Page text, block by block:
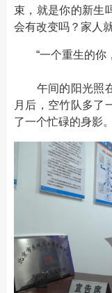
束，就是你的新生
会有改变吗？家人
“一个重生的你
午间的阳光照在
月后，空竹队多了
了一个忙碌的身影。